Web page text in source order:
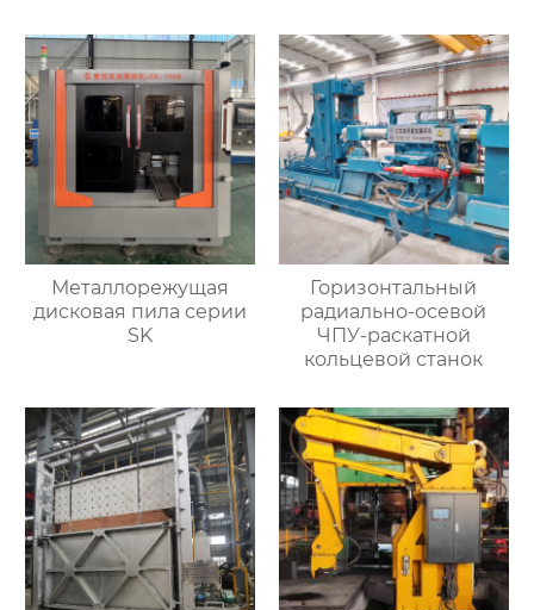
Металлорежущая
дисковая пила серии
SK
Горизонтальный
радиально-осевой
ЧПУ-раскатной
кольцевой станок